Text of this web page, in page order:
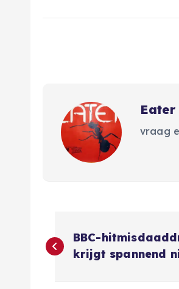
Eater
vraag
B
e
BBC-
krijgt spannend